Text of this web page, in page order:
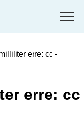
erre: cc -
erre: cc